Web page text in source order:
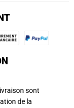
sont
de la